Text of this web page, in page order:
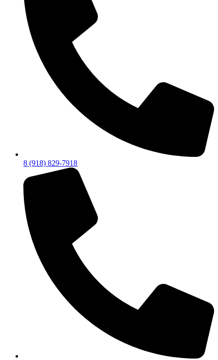
8 (918) 829-7918